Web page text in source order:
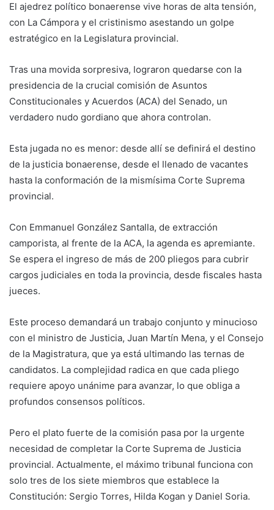
El ajedrez político bonaerense vive horas de alta tensión,
con La Cámpora y el cristinismo asestando un golpe
estratégico en la Legislatura provincial.
Tras una movida sorpresiva, lograron quedarse con la
presidencia de la crucial comisión de Asuntos
Constitucionales y Acuerdos (ACA) del Senado, un
verdadero nudo gordiano que ahora controlan.
Esta jugada no es menor: desde allí se definirá el destino
de la justicia bonaerense, desde el llenado de vacantes
hasta la conformación de la mismísima Corte Suprema
provincial.
Con Emmanuel González Santalla, de extracción
camporista, al frente de la ACA, la agenda es apremiante.
Se espera el ingreso de más de 200 pliegos para cubrir
cargos judiciales en toda la provincia, desde fiscales hasta
jueces.
Este proceso demandará un trabajo conjunto y minucioso
con el ministro de Justicia, Juan Martín Mena, y el Consejo
de la Magistratura, que ya está ultimando las ternas de
candidatos. La complejidad radica en que cada pliego
requiere apoyo unánime para avanzar, lo que obliga a
profundos consensos políticos.
Pero el plato fuerte de la comisión pasa por la urgente
necesidad de completar la Corte Suprema de Justicia
provincial. Actualmente, el máximo tribunal funciona con
solo tres de los siete miembros que establece la
Constitución: Sergio Torres, Hilda Kogan y Daniel Soria.